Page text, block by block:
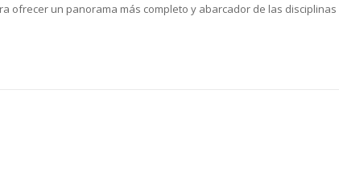
un panorama más completo y abarcador de las disciplinas